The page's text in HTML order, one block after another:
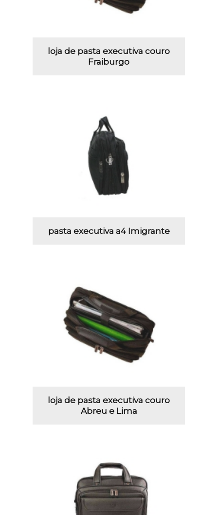
loja de pasta executiva couro
Fraiburgo
pasta executiva a4 Imigrante
loja de pasta executiva couro
Abreu e Lima